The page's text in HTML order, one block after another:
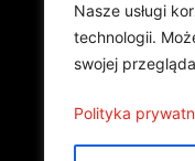
Nasze usługi
technologii.
swojej
Polityka